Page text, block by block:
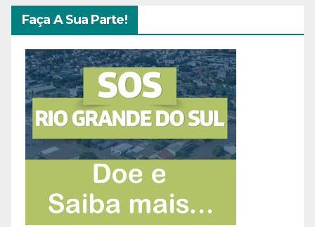
Faça A Sua Parte!